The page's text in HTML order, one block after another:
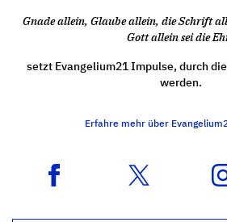
Gnade allein, Glaube allein, die Schrift
Gott allein sei die
setzt Evangelium21 Impulse, durch
werden.
Erfahre mehr über